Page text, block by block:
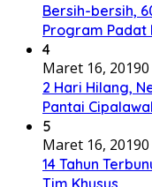
Bersih-bersih,
Program Padat
4
Maret 16, 2019
2 Hari Hilang,
Pantai
5
Maret 16, 2019
14 Tahun